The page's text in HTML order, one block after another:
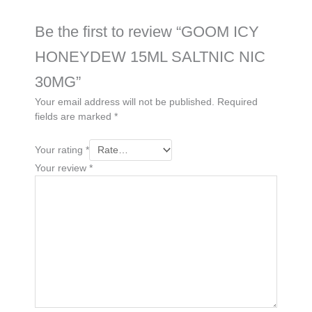
Be the first to review “GOOM ICY
HONEYDEW 15ML SALTNIC NIC
30MG”
Your email address will not be published. Required
fields are marked*
Your rating*
Your review*